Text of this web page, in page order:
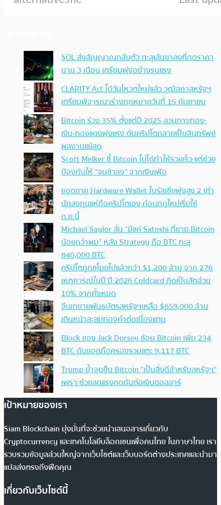
SOL ส่งสัญญาณกลับตัว ทะลุเส้นขาลงที่กดราคา
นาน 3 เดือน เตรียมพุ่งอย่างรุนแรง
CLARITY Act ได้วันโหวตใหม่แล้ว วุฒิสภาสหรัฐฯ
เตรียมพิจารณาร่างกฎหมายวันที่ 15 กันยายน
Bitcoin ร่วง 35% ตั้งแต่ปี 2025 สวนทางทอง-
เงิน-ทองแดงพุ่งแรง ดันคริปโตกลายเป็นสินทรัพย์
ผลงานแย่สุด
Scott Melker ชี้ Bitcoin ไม่ได้ทำให้รวยเร็ว แต่ช่วย
ป้องกันให้ “จนช้าลง” จากเงินเฟ้อ
ยอดขาย Hardware Wallet ในรัสเซียพุ่งสูง 2 เท่า
นักลงทุนแห่ถือคริปโตเอง ก่อนกฎใหม่เริ่มใช้
ก.ย.นี้
Michael Saylor ลั่น “มีแค่ Satoshi ที่ขาย Bitcoin
น้อยกว่าผม” หลัง Strategy ถือ BTC ทะลุ
840,000 BTC
คริปโตถูกขโมยไปแล้วกว่า $1,200 ล้าน จาก 276
เหตุการณ์ในปี ปี 2026 Coldcard คิดเป็นสัดส่วน
10% จากทั้งหมด
จีนเทขายพันธบัตรสหรัฐฯเหลือ $659,000 ล้าน
เดินหน้าสะสมทองคำต่อเนื่องแทน
Block ของ Jack Dorsey ช้อน Bitcoin เพิ่ม 234
BTC ดันยอดถือครองรวมแตะ 9,117 BTC
Trump ย้ำจุดยืน Bitcoin “เป็นสิ่งดีสำหรับสหรัฐฯ”
เพราะช่วยลดแรงกดดันต่อเงินดอลลาร์
เป้าหมายของเรา
Siam Blockchain มุ่งมั่นที่จะช่วยนำเสนอสารเกี่ยวกับ
Cryptocurrency และเทคโนโลยีบล็อกเชนเพื่อคนไทย ในภาษาไทย เรา
รวบรวมข้อมูลส่วนใหญ่จากเว็บไซต์และเว็บบอร์ดต่างประเทศและนำมา
แปลส่งตรงถึงฟีดคุณ
เกี่ยวกับเว็บไซต์นี้